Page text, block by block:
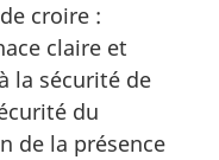
croire :
claire et
la sécurité de
du
de la présence